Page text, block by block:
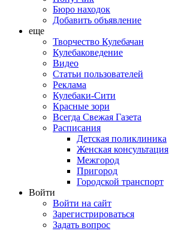
Бюро находок
Добавить объявление
еще
Творчество Кулебачан
Кулебаковедение
Видео
Статьи пользователей
Реклама
Кулебаки-Сити
Красные зори
Всегда Свежая Газета
Расписания
Детская поликлиника
Женская консультация
Межгород
Пригород
Городской транспорт
Войти
Войти на сайт
Зарегистрироваться
Задать вопрос